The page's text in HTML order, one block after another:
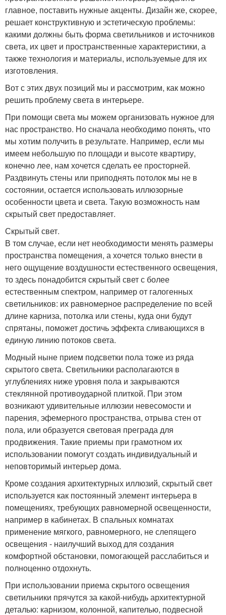
главное, поставить нужные акценты. Дизайн же, скорее,
решает конструктивную и эстетическую проблемы:
какими должны быть форма светильников и источников
света, их цвет и пространственные характеристики, а
также технология и материалы, используемые для их
изготовления.
Вот с этих двух позиций мы и рассмотрим, как можно
решить проблему света в интерьере.
При помощи света мы можем организовать нужное для
нас пространство. Но сначала необходимо понять, что
мы хотим получить в результате. Например, если мы
имеем небольшую по площади и высоте квартиру,
конечно лее, нам хочется сделать ее просторней.
Раздвинуть стены или приподнять потолок мы не в
состоянии, остается использовать иллюзорные
особенности цвета и света. Такую возможность нам
скрытый свет предоставляет.
Скрытый свет.
В том случае, если нет необходимости менять размеры
пространства помещения, а хочется только внести в
него ощущение воздушности естественного освещения,
то здесь понадобится скрытый свет с более
естественным спектром, например от галогенных
светильников: их равномерное распределение по всей
длине карниза, потолка или стены, куда они будут
спрятаны, поможет достичь эффекта сливающихся в
единую линию потоков света.
Модный ныне прием подсветки пола тоже из ряда
скрытого света. Светильники располагаются в
углублениях ниже уровня пола и закрываются
стеклянной противоударной плиткой. При этом
возникают удивительные иллюзии невесомости и
парения, эфемерного пространства, отрыва стен от
пола, или образуется световая преграда для
продвижения. Такие приемы при грамотном их
использовании помогут создать индивидуальный и
неповторимый интерьер дома.
Кроме создания архитектурных иллюзий, скрытый свет
используется как постоянный элемент интерьера в
помещениях, требующих равномерной освещенности,
например в кабинетах. В спальных комнатах
применение мягкого, равномерного, не слепящего
освещения - наилучший выход для создания
комфортной обстановки, помогающей расслабиться и
полноценно отдохнуть.
При использовании приема скрытого освещения
светильники прячутся за какой-нибудь архитектурной
деталью: карнизом, колонной, капителью, подвесной